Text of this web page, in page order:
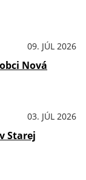
09. JÚL 2026
Nová
03. JÚL 2026
Starej